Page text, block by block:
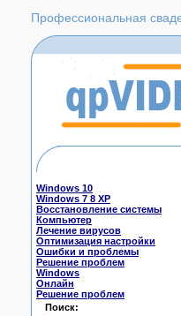
Профессиональная
Windows 10
Windows 7 8 XP
Восстановление системы
Компьютер
Лечение вирусов
Оптимизация настройки
Ошибки и проблемы
Решение проблем
Windows
Онлайн
Решение проблем
Поиск: